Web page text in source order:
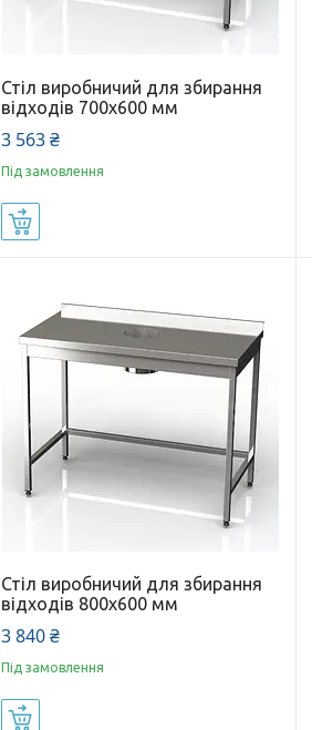
Стіл виробничий для збирання
відходів 700x600 мм
3 563 ₴
Під замовлення
Стіл виробничий для збирання
відходів 800x600 мм
3 840 ₴
Під замовлення